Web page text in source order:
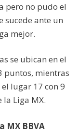
pero no pudo el
sucede ante un
mejor.
se ubican en el
puntos, mientras
lugar 17 con 9
Liga MX.
MX BBVA